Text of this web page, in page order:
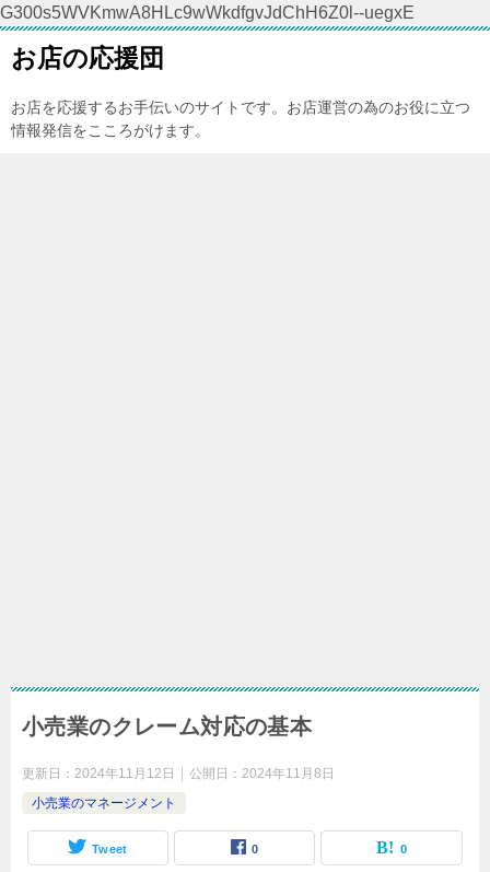
G300s5WVKmwA8HLc9wWkdfgvJdChH6Z0l--uegxE
お店の応援団
お店を応援するお手伝いのサイトです。お店運営の為のお役に立つ
情報発信をこころがけます。
小売業のクレーム対応の基本
更新日： 2024年11月12日 公開日： 2024年11月8日
小売業のマネージメント
Tweet 0 0